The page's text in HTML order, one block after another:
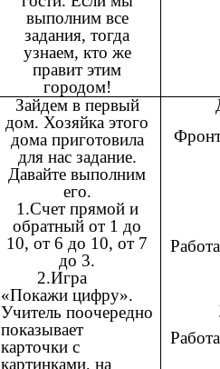
выполним все
задания, тогда
узнаем, кто же
правит этим
городом!
Зайдем в первый
дом. Хозяйка этого
дома приготовила
для нас задание.
Давайте выполним
его.
1.Счет прямой и
обратный от 1 до
10, от 6 до 10, от 7
до 3.
2.Игра
«Покажи цифру».
Учитель поочередно
показывает
карточки с
картинками, на